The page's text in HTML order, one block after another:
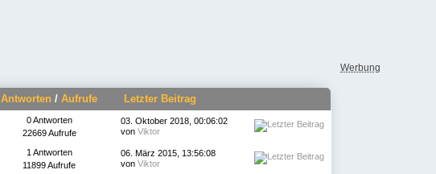
Antworten / Aufrufe
Letzter Beitrag
0 Antworten
22669 Aufrufe
03. Oktober 2018, 00:06:02
von Viktor
1 Antworten
11899 Aufrufe
06. März 2015, 13:56:08
von Viktor
Werbung